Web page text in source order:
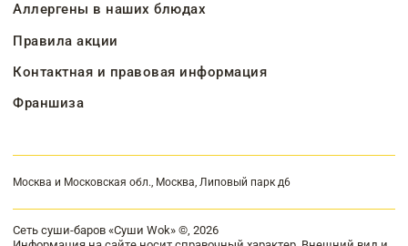
Аллергены в наших блюдах
Правила акции
Контактная и правовая информация
Франшиза
Москва и Московская обл., Москва, Липовый парк д6
Сеть суши-баров «Суши Wok» ©, 2026